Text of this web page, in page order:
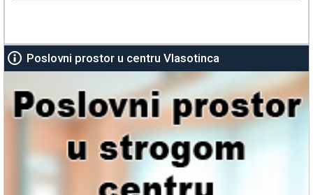
Poslovni prostor u centru Vlasotinca